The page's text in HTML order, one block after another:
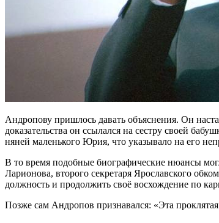
Андропову пришлось давать объяснения. Он
доказательства он ссылался на сестру своей
няней маленького Юрия, что указывало на его
В то время подобные биографические нюансы
Ларионова, второго секретаря Ярославского
должность и продолжить своё восхождение по
Позже сам Андропов признавался: «Эта